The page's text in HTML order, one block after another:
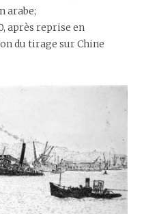
arabe;
après reprise en
du tirage sur Chine